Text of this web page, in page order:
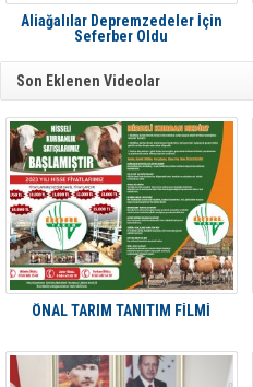
Aliağalılar Depremzedeler İçin
Seferber Oldu
Son Eklenen Videolar
ÖNAL TARIM TANITIM FİLMİ